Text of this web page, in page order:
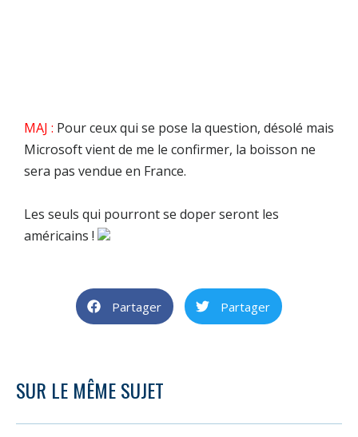
MAJ : Pour ceux qui se pose la question, désolé mais
Microsoft vient de me le confirmer, la boisson ne
sera pas vendue en France.
Les seuls qui pourront se doper seront les
américains !
Partager Partager
SUR LE MÊME SUJET